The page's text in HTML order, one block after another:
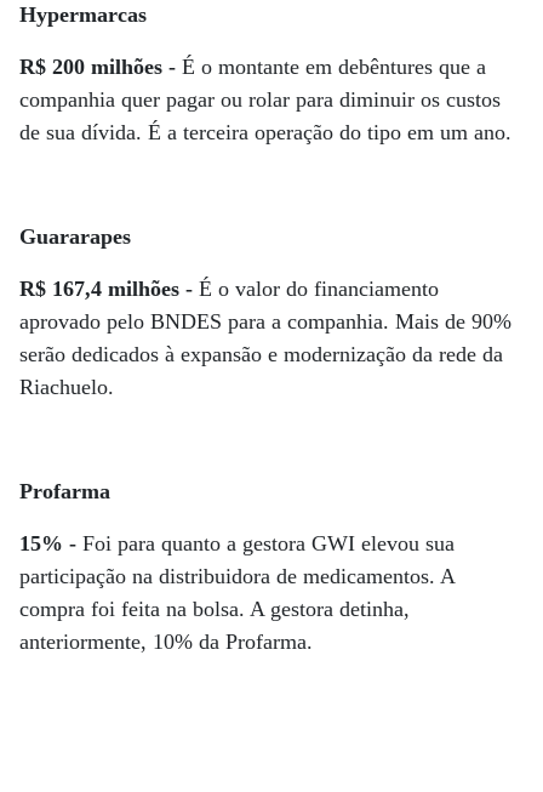
Hypermarcas
R$ 200 milhões - É o montante em debêntures que a
companhia quer pagar ou rolar para diminuir os custos
de sua dívida. É a terceira operação do tipo em um ano.
Guararapes
R$ 167,4 milhões - É o valor do financiamento
aprovado pelo BNDES para a companhia. Mais de 90%
serão dedicados à expansão e modernização da rede da
Riachuelo.
Profarma
15% - Foi para quanto a gestora GWI elevou sua
participação na distribuidora de medicamentos. A
compra foi feita na bolsa. A gestora detinha,
anteriormente, 10% da Profarma.